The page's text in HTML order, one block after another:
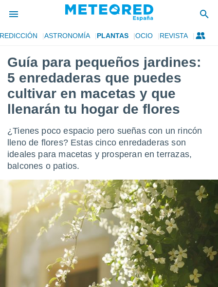
de
por
la
que se
calidad.
las
y
forma
basada
permite
seguir
ASTRONOMÍA PLANTAS OCIO REVISTA
Guía para pequeños jardines:
5 enredaderas que puedes
cultivar en macetas y que
llenarán tu hogar de flores
¿Tienes poco espacio pero sueñas con un rincón
lleno de flores? Estas cinco enredaderas son
ideales para macetas y prosperan en terrazas,
balcones o patios.